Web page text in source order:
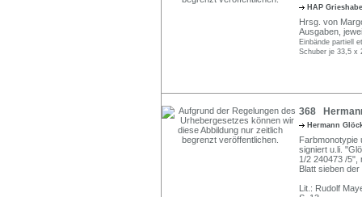
HAP
Hrsg. von
Ausgaben,
Einbände partiell
Schuber je 33,5 x
368
Hermann
Farbmonotypie
signiert u.li.
1/2 240473 /5",
Blatt sieben
Lit.: Rudolf